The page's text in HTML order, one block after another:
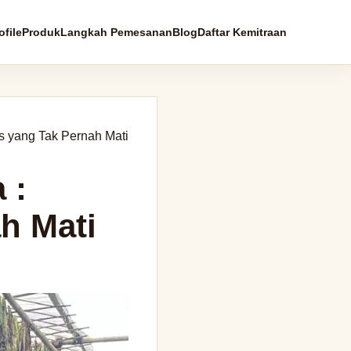
ProdukLangkah PemesananBlogDaftar Kemitraan
yang Tak Pernah Mati
:
Mati